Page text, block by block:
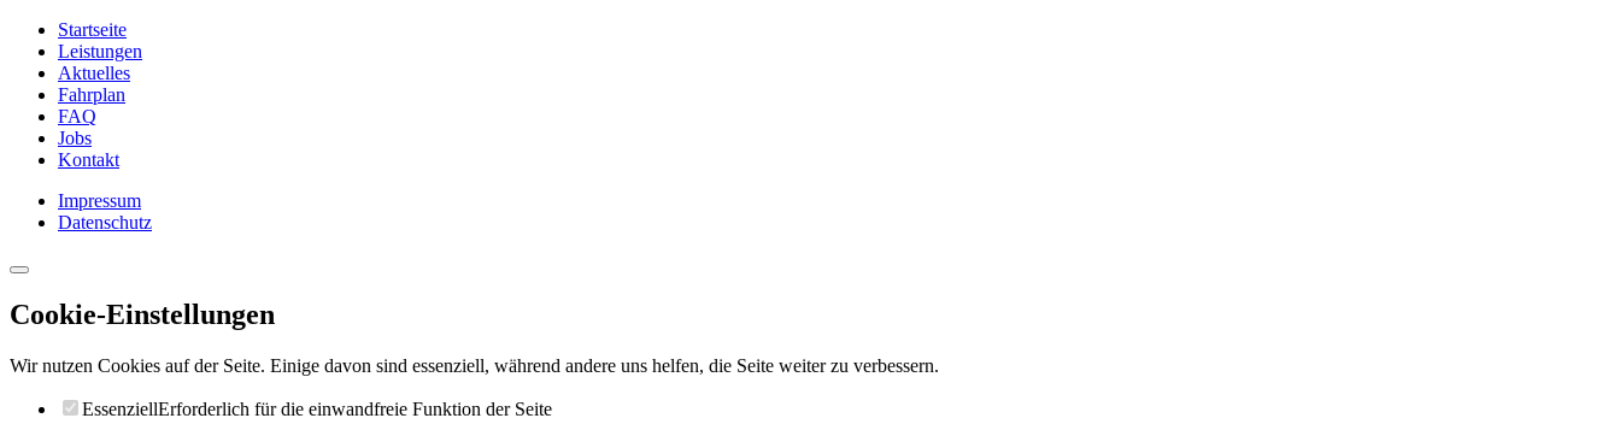
Startseite
Leistungen
Aktuelles
Fahrplan
FAQ
Jobs
Kontakt
Impressum
Datenschutz
Cookie-Einstellungen
Wir nutzen Cookies auf der Seite. Einige davon sind essenziell, während andere uns helfen, die Seite weiter zu verbessern.
EssenziellErforderlich für die einwandfreie Funktion der Seite